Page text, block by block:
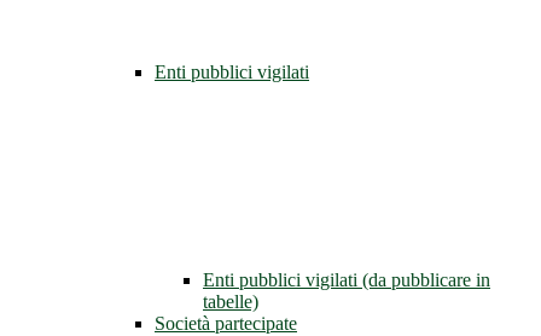
Enti pubblici vigilati
Enti pubblici vigilati (da pubblicare in
tabelle)
Società partecipate